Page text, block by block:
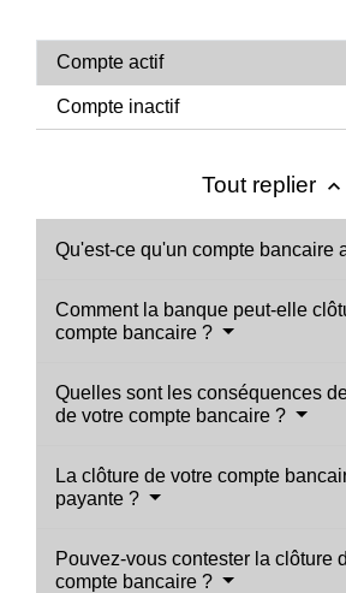
Compte actif
Compte inactif
Tout replier keyboard_arrow_up
Qu'est-ce qu'un compte bancaire
Comment la banque peut-elle
compte bancaire ?
Quelles sont les conséquences
de votre compte bancaire ?
La clôture de votre compte
payante ?
Pouvez-vous contester la clôture
compte bancaire ?